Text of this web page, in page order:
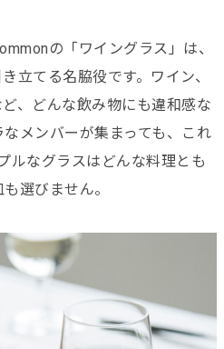
の「ワイングラス」は、
立てる名脇役です。ワイン、
、どんな飲み物にも違和感な
メンバーが集まっても、これ
ルなグラスはどんな料理とも
選びません。